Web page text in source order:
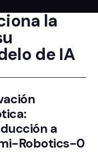
la
de IA
a
Robotics-0